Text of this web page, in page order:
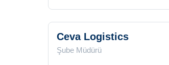
Ceva Logistics
Şube Müdürü